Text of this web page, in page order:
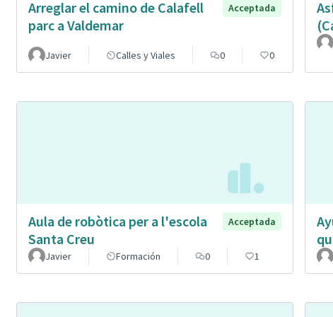
Arreglar el camino de Calafell
parc a Valdemar
Acceptada
Javier Calles y Viales 0 0
Aula de robòtica per a l'escola
Santa Creu
Acceptada
Javier Formación 0 1